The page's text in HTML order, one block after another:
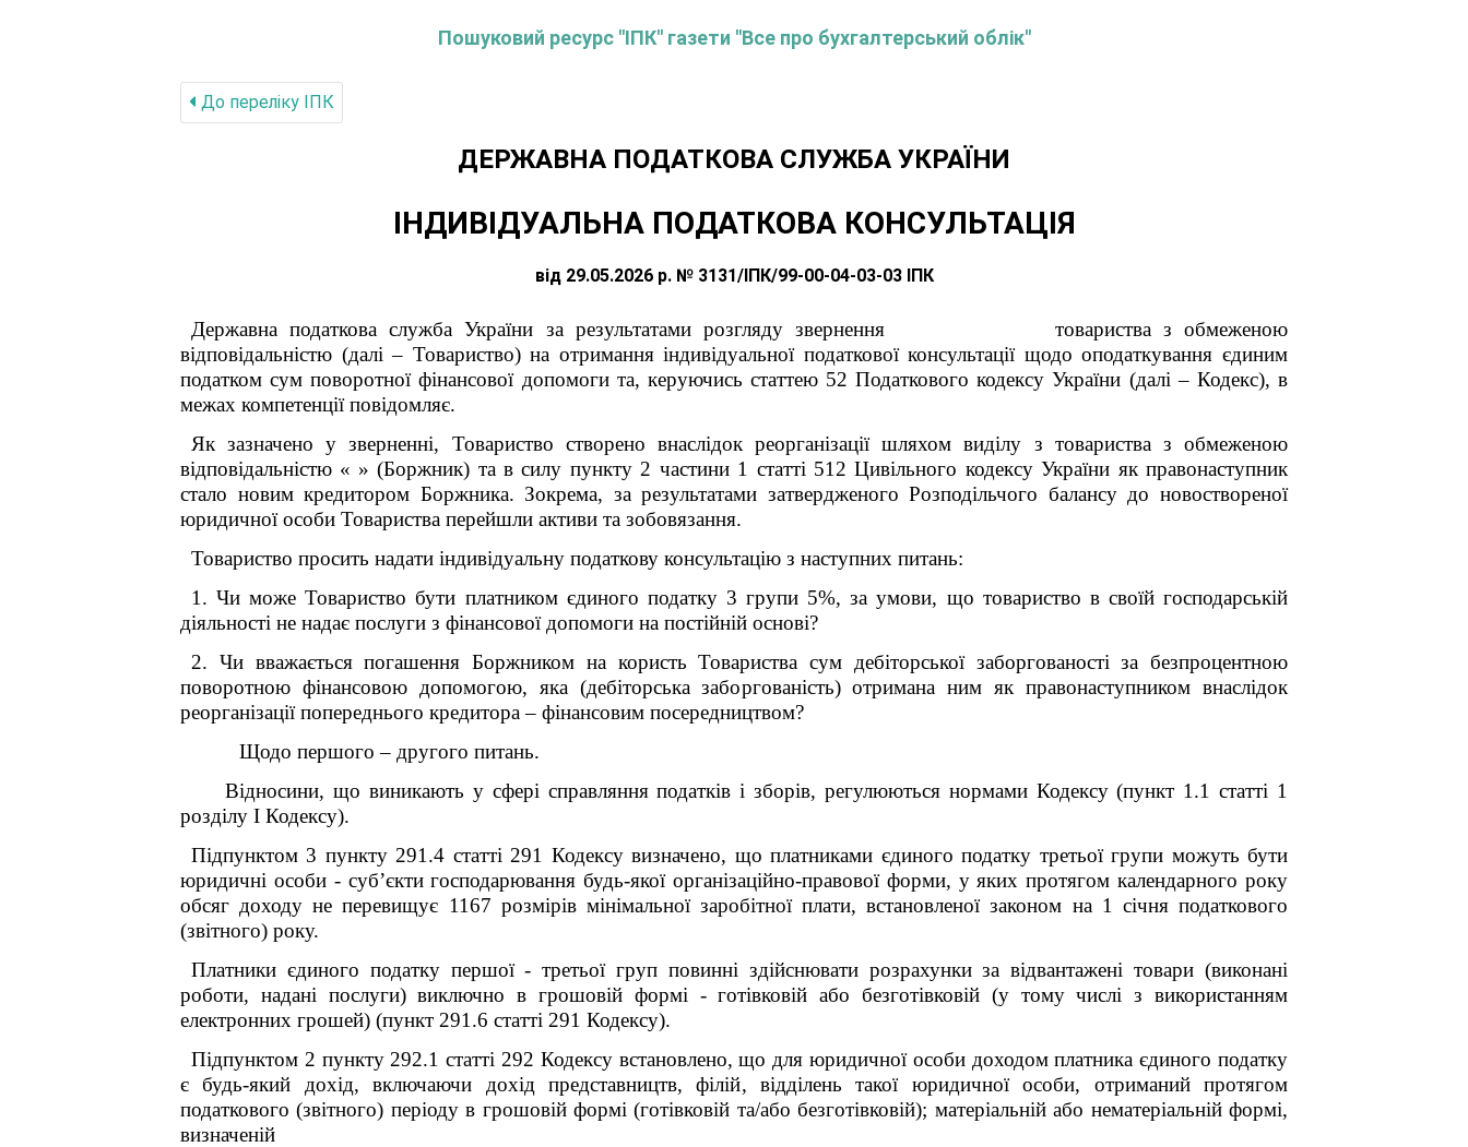
Пошуковий ресурс "ІПК" газети "Все про бухгалтерський облік"
До переліку IПК
ДЕРЖАВНА ПОДАТКОВА СЛУЖБА УКРАЇНИ
ІНДИВІДУАЛЬНА ПОДАТКОВА КОНСУЛЬТАЦІЯ
від 29.05.2026 р. № 3131/ІПК/99-00-04-03-03 ІПК
Державна податкова служба України за результатами розгляду звернення товариства з обмеженою
відповідальністю (далі – Товариство) на отримання індивідуальної податкової консультації щодо оподаткування єдиним
податком сум поворотної фінансової допомоги та, керуючись статтею 52 Податкового кодексу України (далі – Кодекс), в
межах компетенції повідомляє.
Як зазначено у зверненні, Товариство створено внаслідок реорганізації шляхом виділу з товариства з обмеженою
відповідальністю « » (Боржник) та в силу пункту 2 частини 1 статті 512 Цивільного кодексу України як правонаступник
стало новим кредитором Боржника. Зокрема, за результатами затвердженого Розподільчого балансу до новоствореної
юридичної особи Товариства перейшли активи та зобовязання.
Товариство просить надати індивідуальну податкову консультацію з наступних питань:
1. Чи може Товариство бути платником єдиного податку 3 групи 5%, за умови, що товариство в своїй господарській
діяльності не надає послуги з фінансової допомоги на постійній основі?
2. Чи вважається погашення Боржником на користь Товариства сум дебіторської заборгованості за безпроцентною
поворотною фінансовою допомогою, яка (дебіторська заборгованість) отримана ним як правонаступником внаслідок
реорганізації попереднього кредитора – фінансовим посередництвом?
Щодо першого – другого питань.
Відносини, що виникають у сфері справляння податків і зборів, регулюються нормами Кодексу (пункт 1.1 статті 1
розділу І Кодексу).
Підпунктом 3 пункту 291.4 статті 291 Кодексу визначено, що платниками єдиного податку третьої групи можуть бути
юридичні особи - суб’єкти господарювання будь-якої організаційно-правової форми, у яких протягом календарного року
обсяг доходу не перевищує 1167 розмірів мінімальної заробітної плати, встановленої законом на 1 січня податкового
(звітного) року.
Платники єдиного податку першої - третьої груп повинні здійснювати розрахунки за відвантажені товари (виконані
роботи, надані послуги) виключно в грошовій формі - готівковій або безготівковій (у тому числі з використанням
електронних грошей) (пункт 291.6 статті 291 Кодексу).
Підпунктом 2 пункту 292.1 статті 292 Кодексу встановлено, що для юридичної особи доходом платника єдиного податку
є будь-який дохід, включаючи дохід представництв, філій, відділень такої юридичної особи, отриманий протягом
податкового (звітного) періоду в грошовій формі (готівковій та/або безготівковій); матеріальній або нематеріальній формі,
визначеній